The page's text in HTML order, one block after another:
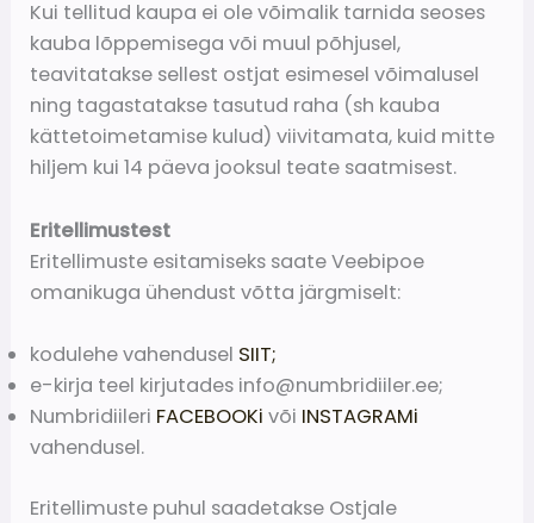
Kui tellitud kaupa ei ole võimalik tarnida seoses
kauba lõppemisega või muul põhjusel,
teavitatakse sellest ostjat esimesel võimalusel
ning tagastatakse tasutud raha (sh kauba
kättetoimetamise kulud) viivitamata, kuid mitte
hiljem kui 14 päeva jooksul teate saatmisest.
Eritellimustest
Eritellimuste esitamiseks saate Veebipoe
omanikuga ühendust võtta järgmiselt:
kodulehe vahendusel SIIT;
e-kirja teel kirjutades info@numbridiiler.ee;
Numbridiileri FACEBOOKi või INSTAGRAMi
vahendusel.
Eritellimuste puhul saadetakse Ostjale